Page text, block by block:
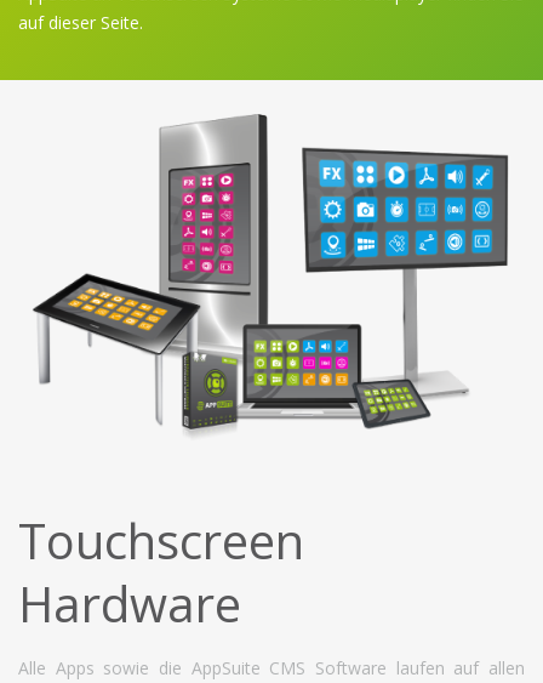
auf dieser Seite.
Touchscreen
Hardware
Alle Apps sowie die AppSuite CMS Software laufen auf allen